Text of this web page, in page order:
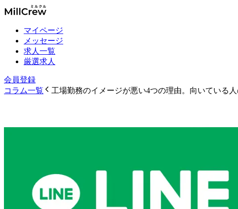
マイページ
メッセージ
求人一覧
厳選求人
会員登録
コラム一覧
工場勤務のイメージが悪い4つの理由。向いている